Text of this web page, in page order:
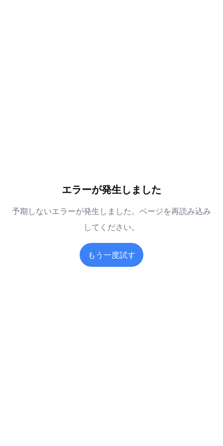
エラーが発生しました
予期しないエラーが発生しました。ページを再読み込み
してください。
もう一度試す